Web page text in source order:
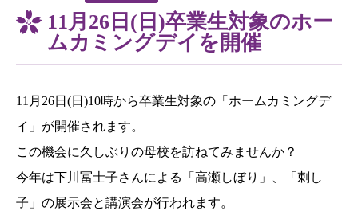
11月26日(日)卒業生対象のホー
ムカミングデイを開催
11月26日(日)10時から卒業生対象の「ホームカミングデ
イ」が開催されます。
この機会に久しぶりの母校を訪ねてみませんか？
今年は下川冨士子さんによる「高瀬しぼり」、「刺し
子」の展示会と講演会が行われます。